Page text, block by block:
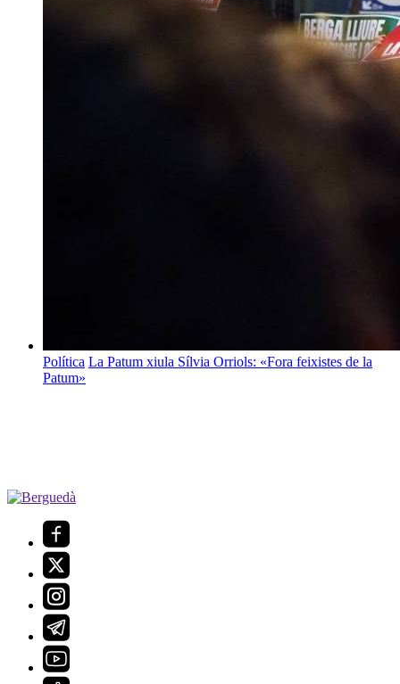
Política La Patum xiula Sílvia Orriols: «Fora feixistes de la
Patum»